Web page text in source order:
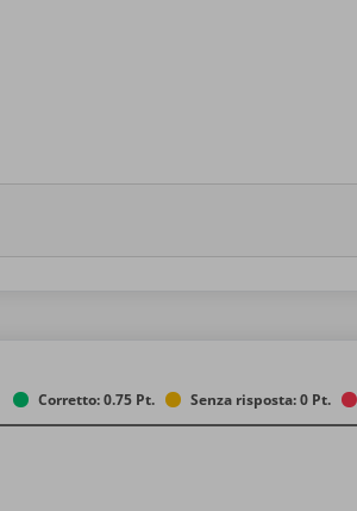
Corretto: 0.75 Pt. Senza risposta: 0 Pt.